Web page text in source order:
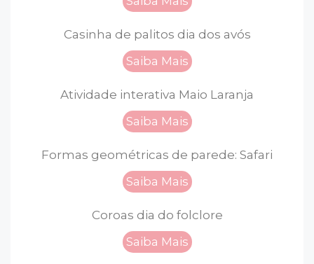
Casinha de palitos dia dos avós
Saiba Mais
Atividade interativa Maio Laranja
Saiba Mais
Formas geométricas de parede: Safari
Saiba Mais
Coroas dia do folclore
Saiba Mais